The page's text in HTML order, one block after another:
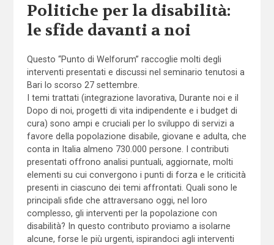
Politiche per la disabilità:
le sfide davanti a noi
Questo “Punto di Welforum” raccoglie molti degli
interventi presentati e discussi nel seminario tenutosi a
Bari lo scorso 27 settembre.
I temi trattati (integrazione lavorativa, Durante noi e il
Dopo di noi, progetti di vita indipendente e i budget di
cura) sono ampi e cruciali per lo sviluppo di servizi a
favore della popolazione disabile, giovane e adulta, che
conta in Italia almeno 730.000 persone. I contributi
presentati offrono analisi puntuali, aggiornate, molti
elementi su cui convergono i punti di forza e le criticità
presenti in ciascuno dei temi affrontati. Quali sono le
principali sfide che attraversano oggi, nel loro
complesso, gli interventi per la popolazione con
disabilità? In questo contributo proviamo a isolarne
alcune, forse le più urgenti, ispirandoci agli interventi